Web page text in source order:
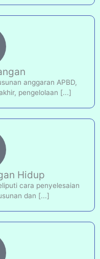
anggaran APBD,
pengelolaan [...]
Hidup
cara penyelesaian
dan [...]